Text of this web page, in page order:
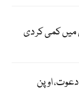
میں کمی کر دی
اوپن